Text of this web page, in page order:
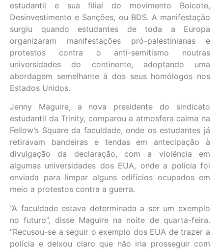
estudantil e sua filial do movimento Boicote,
Desinvestimento e Sanções, ou BDS. A manifestação
surgiu quando estudantes de toda a Europa
organizaram manifestações pró-palestinianas e
protestos contra o anti-semitismo noutras
universidades do continente, adoptando uma
abordagem semelhante à dos seus homólogos nos
Estados Unidos.
Jenny Maguire, a nova presidente do sindicato
estudantil da Trinity, comparou a atmosfera calma na
Fellow’s Square da faculdade, onde os estudantes já
retiravam bandeiras e tendas em antecipação à
divulgação da declaração, com a violência em
algumas universidades dos EUA, onde a polícia foi
enviada para limpar alguns edifícios ocupados em
meio a protestos contra a guerra.
“A faculdade estava determinada a ser um exemplo
no futuro”, disse Maguire na noite de quarta-feira.
“Recusou-se a seguir o exemplo dos EUA de trazer a
polícia e deixou claro que não iria prosseguir com